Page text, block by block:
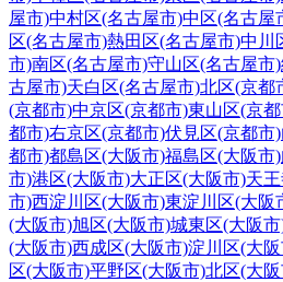
屋市)中村区(名古屋市)中区(名古屋
区(名古屋市)熱田区(名古屋市)中川
市)南区(名古屋市)守山区(名古屋市)
古屋市)天白区(名古屋市)北区(京都
(京都市)中京区(京都市)東山区(京
都市)右京区(京都市)伏見区(京都市)
都市)都島区(大阪市)福島区(大阪市)
市)港区(大阪市)大正区(大阪市)天
市)西淀川区(大阪市)東淀川区(大阪
(大阪市)旭区(大阪市)城東区(大阪
(大阪市)西成区(大阪市)淀川区(大
区(大阪市)平野区(大阪市)北区(大